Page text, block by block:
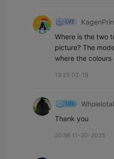
Where is the two
picture? The
where the
19:23 02-19
Thank you
20:56 11-20-2025